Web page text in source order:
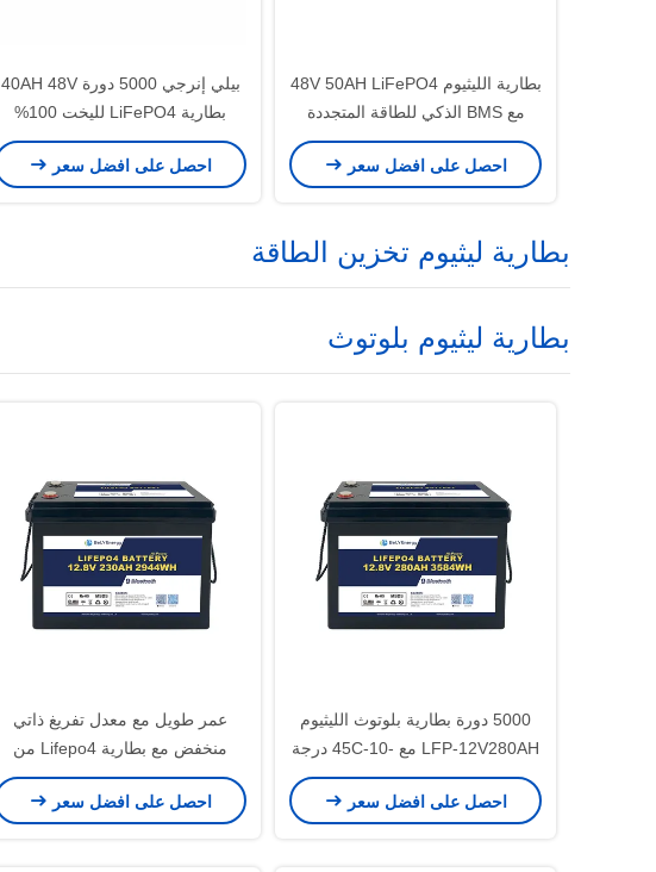
بطارية الليثيوم 48V 50AH LiFePO4
مع BMS الذكي للطاقة المتجددة
للقوارب البحرية
احصل على افضل سعر
بيلي إنرجي 5000 دورة 40AH 48V
بطارية LiFePO4 لليخت 100%
DOD استخدام شمسي
احصل على افضل سعر
بطارية ليثيوم تخزين الطاقة
بطارية ليثيوم بلوتوث
5000 دورة بطارية بلوتوث الليثيوم
LFP-12V280AH مع -10-45C درجة
حرارة التخزين و 10V تحت حماية
الجهد
احصل على افضل سعر
عمر طويل مع معدل تفريغ ذاتي
منخفض مع بطارية Lifepo4 من
طراز M8 لمدى طويل من الأداء
احصل على افضل سعر